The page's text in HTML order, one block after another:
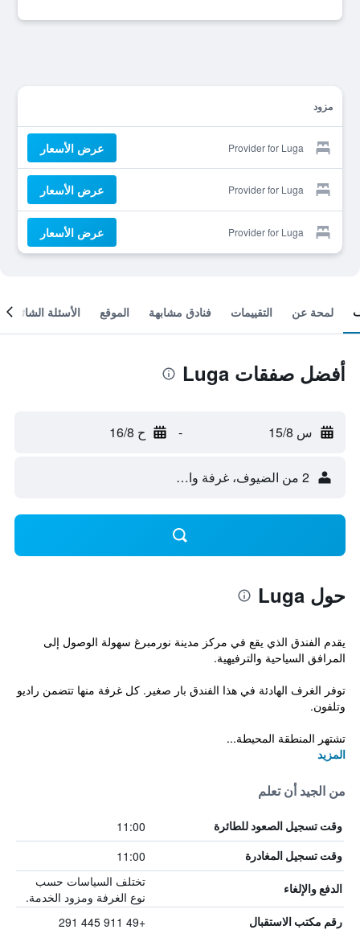
مزود
Provider for Luga عرض الأسعار
Provider for Luga عرض الأسعار
Provider for Luga عرض الأسعار
لمحة عن التقييمات فنادق مشابهة الموقع الأسئلة الشائعة
أفضل صفقات Luga
س 15/8 - ح 16/8
2 من الضيوف، غرفة واحدة
حول Luga
يقدم الفندق الذي يقع في مركز مدينة نورمبرغ سهولة الوصول إلى
المرافق السياحية والترفيهية.
توفر الغرف الهادئة في هذا الفندق بار صغير. كل غرفة منها تتضمن راديو
وتلفون.
تشتهر المنطقة المحيطة...
المزيد
من الجيد أن تعلم
وقت تسجيل الصعود للطائرة 11:00
وقت تسجيل المغادرة 11:00
الدفع والإلغاء
تختلف السياسات حسب
نوع الغرفة ومزود الخدمة.
رقم مكتب الاستقبال +49 911 445 291